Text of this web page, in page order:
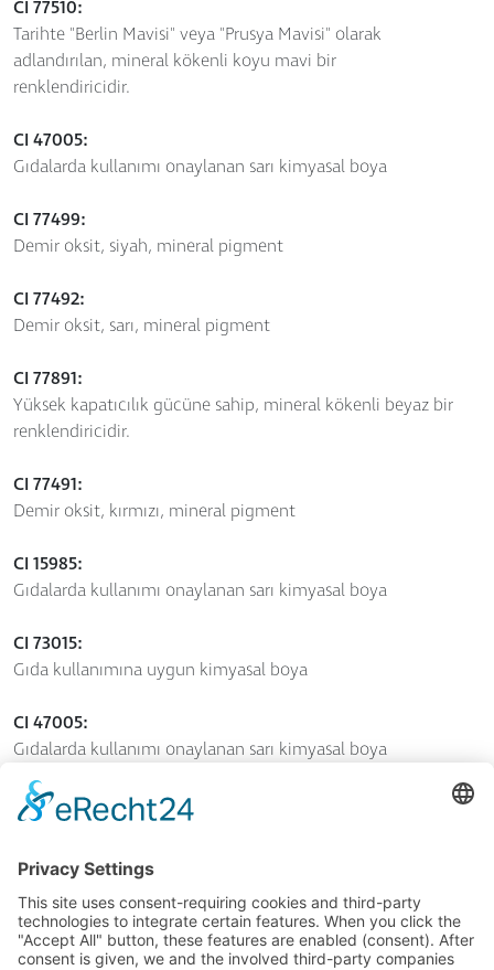
CI 77510:
Tarihte "Berlin Mavisi" veya "Prusya Mavisi" olarak
adlandırılan, mineral kökenli koyu mavi bir
renklendiricidir.
CI 47005:
Gıdalarda kullanımı onaylanan sarı kimyasal boya
CI 77499:
Demir oksit, siyah, mineral pigment
CI 77492:
Demir oksit, sarı, mineral pigment
CI 77891:
Yüksek kapatıcılık gücüne sahip, mineral kökenli beyaz bir
renklendiricidir.
CI 77491:
Demir oksit, kırmızı, mineral pigment
CI 15985:
Gıdalarda kullanımı onaylanan sarı kimyasal boya
CI 73015:
Gıda kullanımına uygun kimyasal boya
CI 47005:
Gıdalarda kullanımı onaylanan sarı kimyasal boya
CI 77510:
Tarihte "Berlin Mavisi" veya "Prusya Mavisi" olarak
renklendiricidir.
CI 16255:
Gıda kullanımına onay verilen kırmızı kimyasal boya